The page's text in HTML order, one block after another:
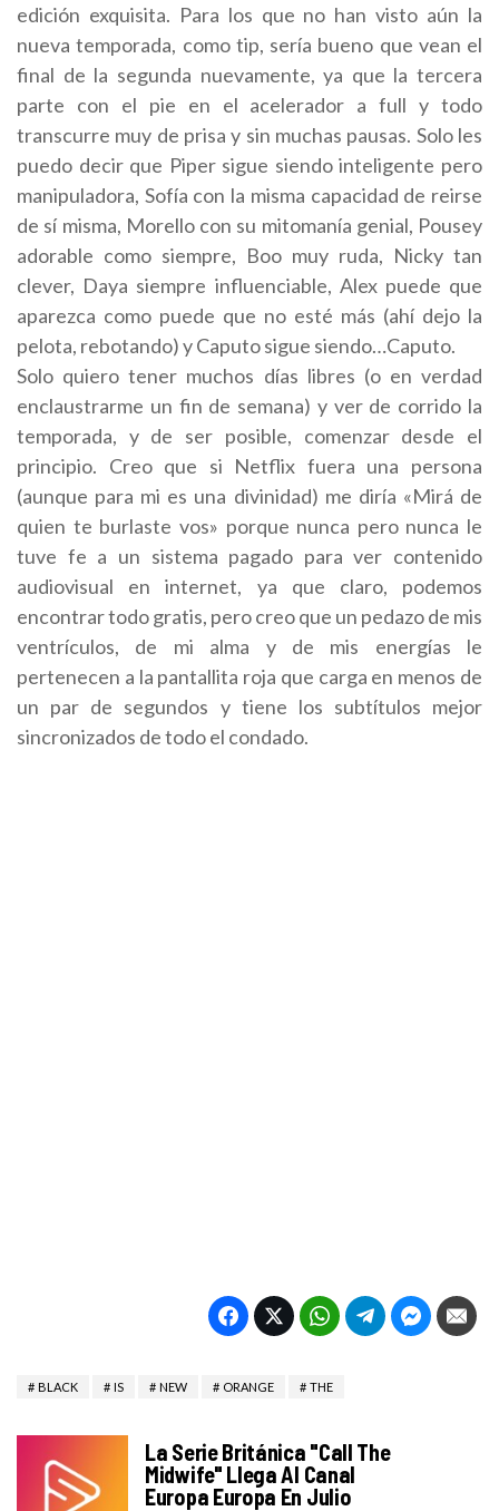
edición exquisita. Para los que no han visto aún la
nueva temporada, como tip, sería bueno que vean el
final de la segunda nuevamente, ya que la tercera
parte con el pie en el acelerador a full y todo
transcurre muy de prisa y sin muchas pausas. Solo les
puedo decir que Piper sigue siendo inteligente pero
manipuladora, Sofía con la misma capacidad de reirse
de sí misma, Morello con su mitomanía genial, Pousey
adorable como siempre, Boo muy ruda, Nicky tan
clever, Daya siempre influenciable, Alex puede que
aparezca como puede que no esté más (ahí dejo la
pelota, rebotando) y Caputo sigue siendo…Caputo.
Solo quiero tener muchos días libres (o en verdad
enclaustrarme un fin de semana) y ver de corrido la
temporada, y de ser posible, comenzar desde el
principio. Creo que si Netflix fuera una persona
(aunque para mi es una divinidad) me diría «Mirá de
quien te burlaste vos» porque nunca pero nunca le
tuve fe a un sistema pagado para ver contenido
audiovisual en internet, ya que claro, podemos
encontrar todo gratis, pero creo que un pedazo de mis
ventrículos, de mi alma y de mis energías le
pertenecen a la pantallita roja que carga en menos de
un par de segundos y tiene los subtítulos mejor
sincronizados de todo el condado.
BLACK IS NEW ORANGE THE
La Serie Británica "Call The
Midwife" Llega Al Canal
Europa Europa En Julio